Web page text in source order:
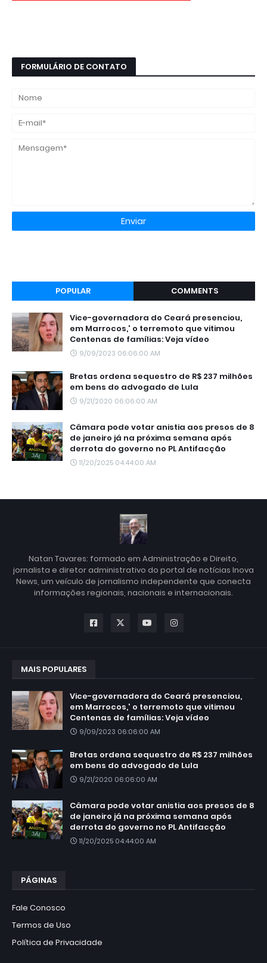
FORMULÁRIO DE CONTATO
POPULAR COMMENTS
Vice-governadora do Ceará presenciou,
em Marrocos,' o terremoto que vitimou
Centenas de famílias: Veja vídeo
9/09/2023 06:06:00 AM
Bretas ordena sequestro de R$ 237 milhões
em bens do advogado de Lula
9/21/2020 06:06:00 AM
Câmara pode votar anistia aos presos de 8
de janeiro já na próxima semana após
derrota do governo no PL Antifacção
11/20/2025 04:44:00 AM
Natan Tavares: formado em Administração e Direito,
jornalista e diretor administrativo do portal de notícias Inova
News, um veículo de jornalismo independente que conecta
informações regionais, nacionais e internacionais.
MAIS POPULARES
Vice-governadora do Ceará presenciou,
em Marrocos,' o terremoto que vitimou
Centenas de famílias: Veja vídeo
9/09/2023 06:06:00 AM
Bretas ordena sequestro de R$ 237 milhões
em bens do advogado de Lula
9/21/2020 06:06:00 AM
Câmara pode votar anistia aos presos de 8
de janeiro já na próxima semana após
derrota do governo no PL Antifacção
11/20/2025 04:44:00 AM
PÁGINAS
Fale Conosco
Termos de Uso
Política de Privacidade